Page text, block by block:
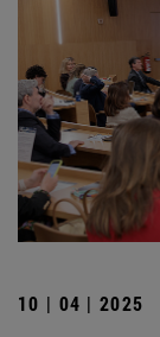
10 | 04 | 2025